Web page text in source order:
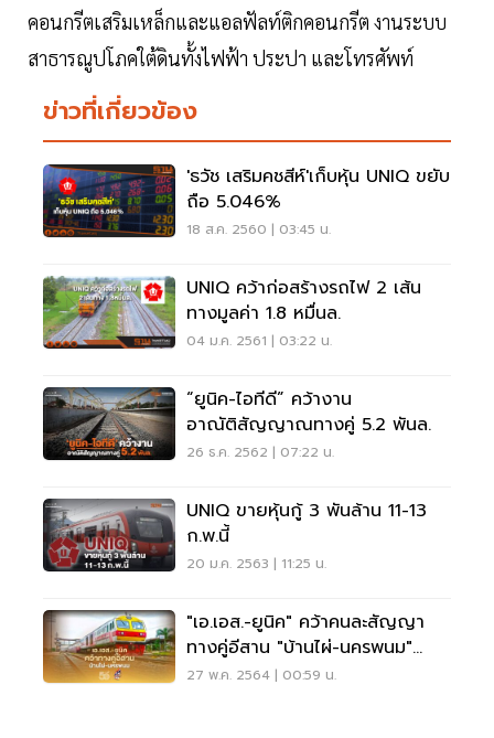
คอนกรีตเสริมเหล็กและแอลฟัลท์ติกคอนกรีต งานระบบ
สาธารณูปโภคใต้ดินทั้งไฟฟ้า ประปา และโทรศัพท์
ข่าวที่เกี่ยวข้อง
'ธวัช เสริมคชสีห์'เก็บหุ้น UNIQ ขยับ
ถือ 5.046%
18 ส.ค. 2560 | 03:45 น.
UNIQ คว้าก่อสร้างรถไฟ 2 เส้น
ทางมูลค่า 1.8 หมื่นล.
04 ม.ค. 2561 | 03:22 น.
“ยูนิค-ไอทีดี” คว้างาน
อาณัติสัญญาณทางคู่ 5.2 พันล.
26 ธ.ค. 2562 | 07:22 น.
UNIQ ขายหุ้นกู้ 3 พันล้าน 11-13
ก.พ.นี้
20 ม.ค. 2563 | 11:25 น.
"เอ.เอส.-ยูนิค" คว้าคนละสัญญา
ทางคู่อีสาน "บ้านไผ่-นครพนม"
5.5หมื่นล.
27 พ.ค. 2564 | 00:59 น.